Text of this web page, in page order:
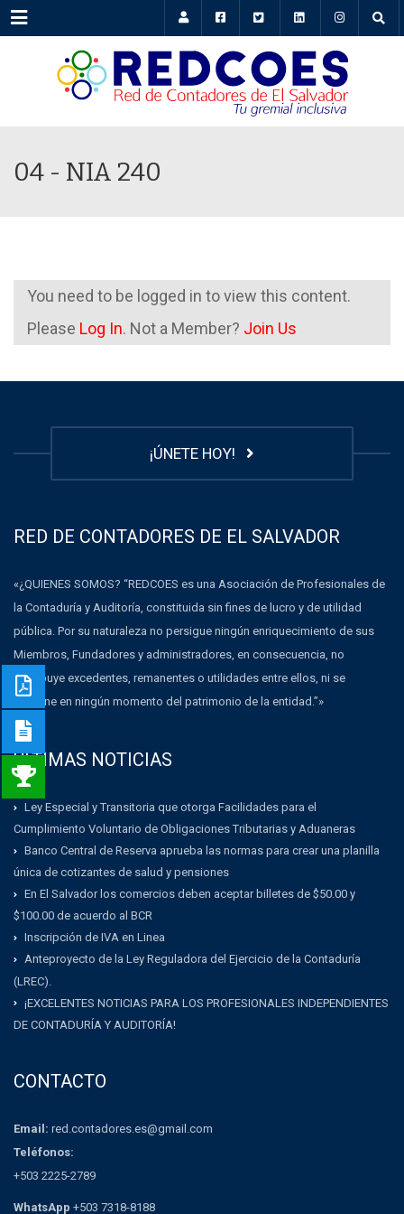
Menu
04 - NIA 240
You need to be logged in to view this content.
Please Log In. Not a Member? Join Us
¡ÚNETE HOY!
RED DE CONTADORES DE EL SALVADOR
«¿QUIENES SOMOS? “REDCOES es una Asociación de Profesionales de
la Contaduría y Auditoría, constituida sin fines de lucro y de utilidad
pública. Por su naturaleza no persigue ningún enriquecimiento de sus
Miembros, Fundadores y administradores, en consecuencia, no
distribuye excedentes, remanentes o utilidades entre ellos, ni se
dispone en ningún momento del patrimonio de la entidad.”»
ULTIMAS NOTICIAS
Ley Especial y Transitoria que otorga Facilidades para el
Cumplimiento Voluntario de Obligaciones Tributarias y Aduaneras
Banco Central de Reserva aprueba las normas para crear una planilla
única de cotizantes de salud y pensiones
En El Salvador los comercios deben aceptar billetes de $50.00 y
$100.00 de acuerdo al BCR
Inscripción de IVA en Linea
Anteproyecto de la Ley Reguladora del Ejercicio de la Contaduría
(LREC).
¡EXCELENTES NOTICIAS PARA LOS PROFESIONALES INDEPENDIENTES
DE CONTADURÍA Y AUDITORÍA!
CONTACTO
Email: red.contadores.es@gmail.com
Teléfonos:
+503 2225-2789
WhatsApp +503 7318-8188